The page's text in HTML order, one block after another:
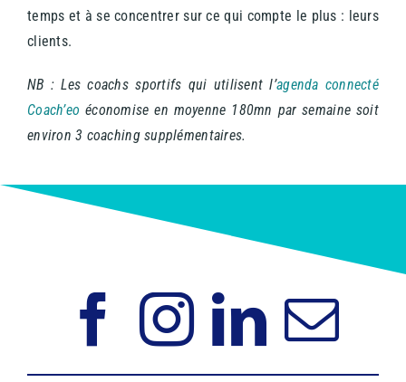
temps et à se concentrer sur ce qui compte le plus : leurs
clients.
NB : Les coachs sportifs qui utilisent l’agenda connecté
Coach’eo économise en moyenne 180mn par semaine soit
environ 3 coaching supplémentaires.